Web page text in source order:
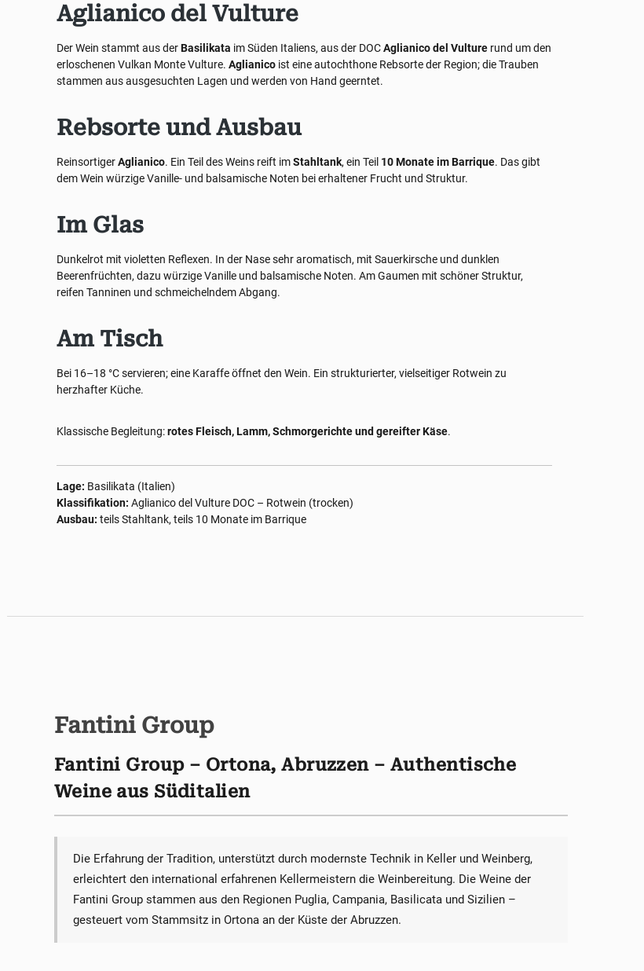
Aglianico del Vulture
Der Wein stammt aus derBasilikata im Süden Italiens, aus der DOCAglianico del Vulture rund um den
erloschenen Vulkan Monte Vulture.Aglianico ist eine autochthone Rebsorte der Region; die Trauben
stammen aus ausgesuchten Lagen und werden von Hand geerntet.
Rebsorte und Ausbau
ReinsortigerAglianico. Ein Teil des Weins reift imStahltank, ein Teil 10 Monate im Barrique. Das gibt
dem Wein würzige Vanille- und balsamische Noten bei erhaltener Frucht und Struktur.
Im Glas
Dunkelrot mit violetten Reflexen. In der Nase sehr aromatisch, mit Sauerkirsche und dunklen
Beerenfrüchten, dazu würzige Vanille und balsamische Noten. Am Gaumen mit schöner Struktur,
reifen Tanninen und schmeichelndem Abgang.
Am Tisch
Bei 16–18 °C servieren; eine Karaffe öffnet den Wein. Ein strukturierter, vielseitiger Rotwein zu
herzhafter Küche.
Klassische Begleitung:rotes Fleisch, Lamm, Schmorgerichte und gereifter Käse.
Lage: Basilikata (Italien)
Klassifikation: Aglianico del Vulture DOC – Rotwein (trocken)
Ausbau: teils Stahltank, teils 10 Monate im Barrique
Fantini Group
Fantini Group – Ortona, Abruzzen – Authentische
Weine aus Süditalien
Die Erfahrung der Tradition, unterstützt durch modernste Technik in Keller und Weinberg,
erleichtert den international erfahrenen Kellermeistern die Weinbereitung. Die Weine der
Fantini Group stammen aus den Regionen Puglia, Campania, Basilicata und Sizilien –
gesteuert vom Stammsitz in Ortona an der Küste der Abruzzen.